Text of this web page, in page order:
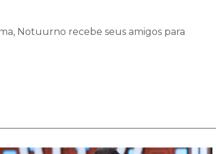
Notuurno recebe seus amigos para